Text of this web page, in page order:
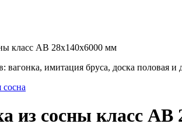
класс АB 28x140x6000 мм
сосна
из сосны класс АB